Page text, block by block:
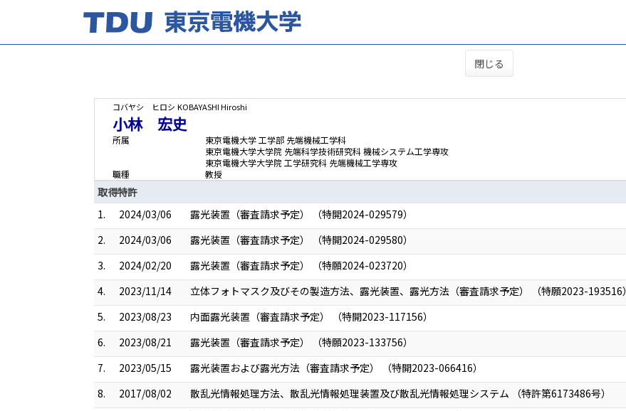
閉じる
コバヤシ ヒロシ KOBAYASHI Hiroshi
小林 宏史
所属
東京電機大学 工学部 先端機械工学科
東京電機大学大学院 先端科学技術研究科 機械システム工学専攻
東京電機大学大学院 工学研究科 先端機械工学専攻
職種
教授
取得特許
1.
2024/03/06
露光装置（審査請求予定） （特開2024-029579）
2.
2024/03/06
露光装置（審査請求予定） （特開2024-029580）
3.
2024/02/20
露光装置（審査請求予定） （特願2024-023720）
4.
2023/11/14
立体フォトマスク及びその製造方法、露光装置、露光方法（審査請求予定） （特願2023-193516）
5.
2023/08/23
内面露光装置（審査請求予定） （特開2023-117156）
6.
2023/08/21
露光装置（審査請求予定） （特願2023-133756）
7.
2023/05/15
露光装置および露光方法（審査請求予定） （特開2023-066416）
8.
2017/08/02
散乱光情報処理方法、散乱光情報処理装置及び散乱光情報処理システム （特許第6173486号）